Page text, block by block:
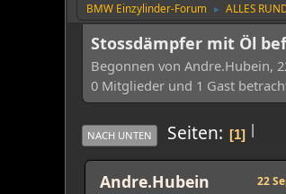
BMW Einzylinder-Forum ► ALLES
Stossdämpfer mit Öl
Begonnen von Andre.Hubein,
0 Mitglieder und 1 Gast
|
NACH UNTEN Seiten 1
Andre.Hubein 22